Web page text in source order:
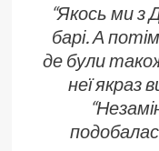
“Якось ми з
барі. А
де були також
неї якраз